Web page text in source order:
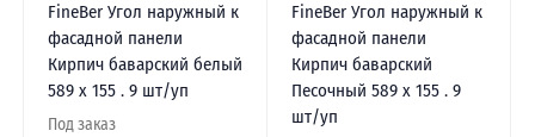
FineBer Угол наружный к
фасадной панели
Кирпич баварский белый
589 х 155 . 9 шт/уп
Под заказ
FineBer Угол наружный к
фасадной панели
Кирпич баварский
Песочный 589 х 155 . 9
шт/уп